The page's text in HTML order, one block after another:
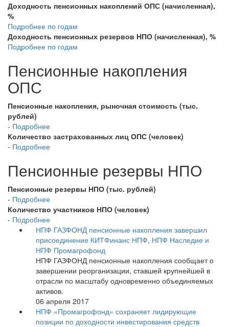
Доходность пенсионных накоплений ОПС (начисленная),
%
Подробнее по годам
Доходность пенсионных резервов НПО (начисленная), %
Подробнее по годам
Пенсионные накопления
ОПС
Пенсионные накопления, рыночная стоимость (тыс.
рублей)
- Подробнее
Количество застрахованных лиц ОПС (человек)
- Подробнее
Пенсионные резервы НПО
Пенсионные резервы НПО (тыс. рублей)
- Подробнее
Количество участников НПО (человек)
- Подробнее
НПФ ГАЗФОНД пенсионные накопления завершил
присоединение КИТФинанс НПФ, НПФ Наследие и
НПФ Промагрофонд
НПФ ГАЗФОНД пенсионные накопления сообщает о
завершении реорганизации, ставшей крупнейшей в
отрасли по масштабу одновременно объединяемых
активов.
06 апреля 2017
НПФ «Промагрофонд» сохраняет лидирующие
позиции по доходности инвестирования средств